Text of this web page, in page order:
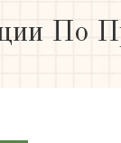
По